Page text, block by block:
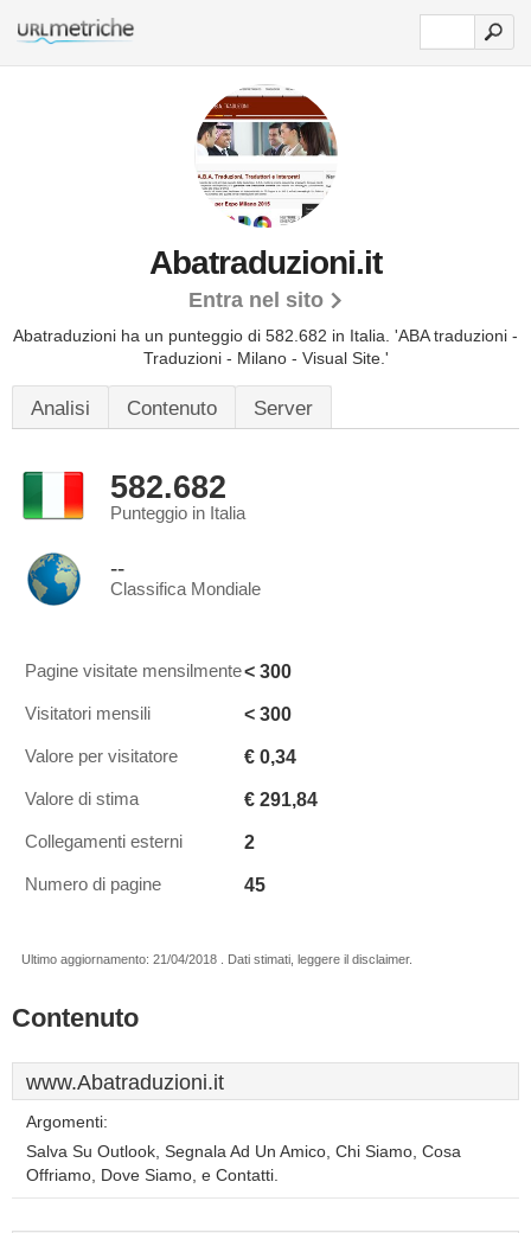
Abatraduzioni.it
Entra nel sito
Abatraduzioni ha un punteggio di 582.682 in Italia. 'ABA traduzioni -
Traduzioni - Milano - Visual Site.'
Analisi Contenuto Server
582.682
Punteggio in Italia
--
Classifica Mondiale
Pagine visitate mensilmente< 300
Visitatori mensili < 300
Valore per visitatore € 0,34
Valore di stima € 291,84
Collegamenti esterni 2
Numero di pagine 45
Ultimo aggiornamento: 21/04/2018 . Dati stimati, leggere il disclaimer.
Contenuto
www.Abatraduzioni.it
Argomenti:
Salva Su Outlook, Segnala Ad Un Amico, Chi Siamo, Cosa
Offriamo, Dove Siamo, e Contatti.